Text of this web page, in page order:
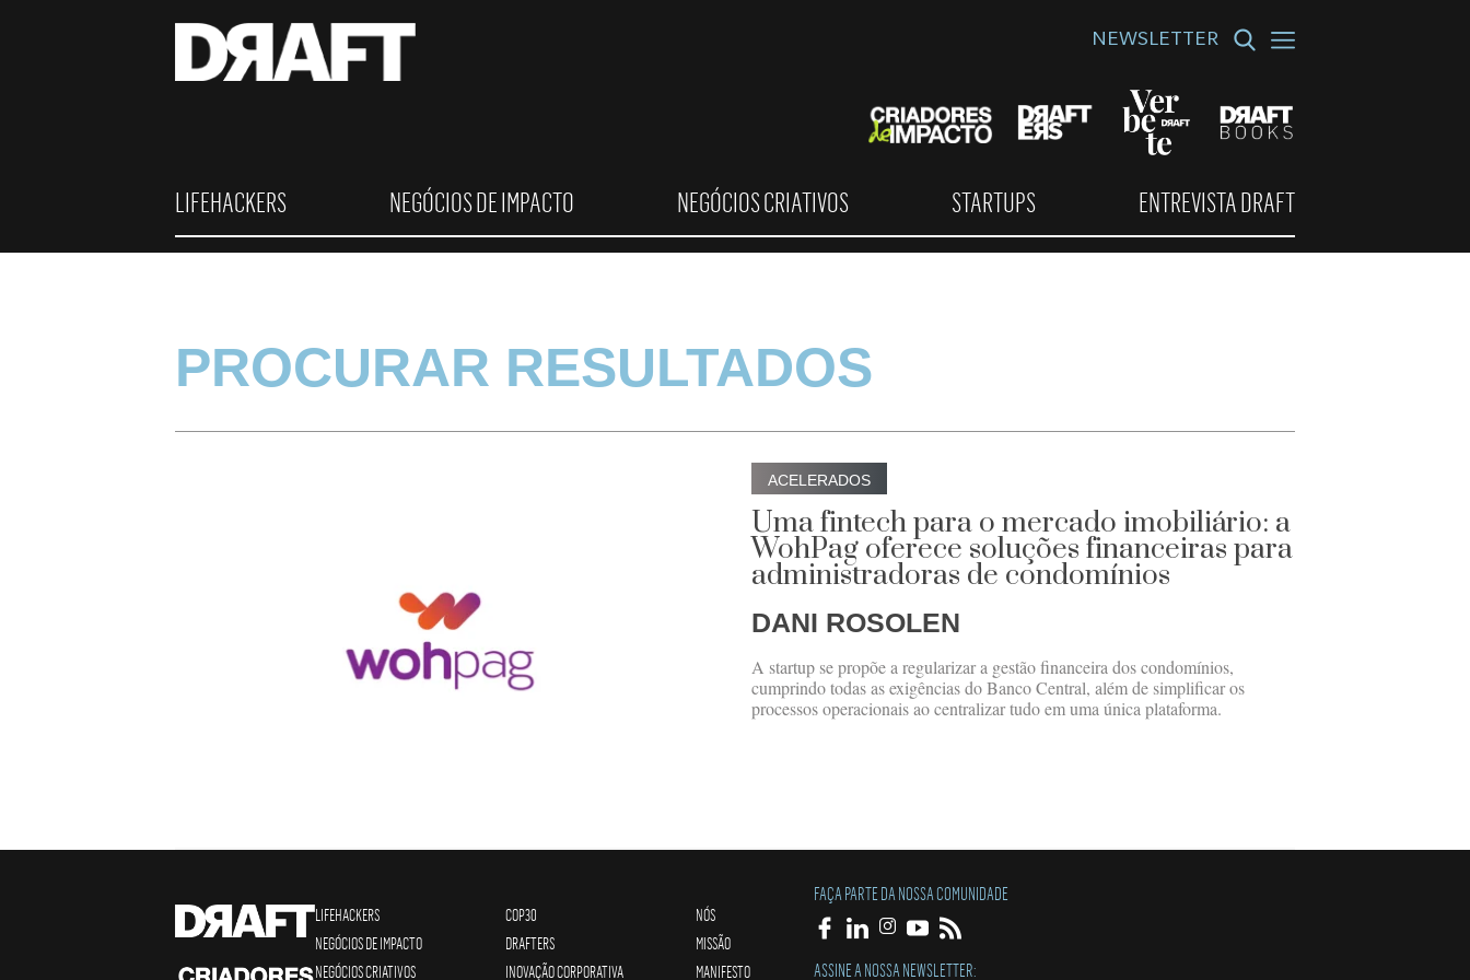
NEWSLETTER
LIFEHACKERS NEGÓCIOS DE IMPACTO NEGÓCIOS CRIATIVOS STARTUPS ENTREVISTA DRAFT
PROCURAR RESULTADOS
ACELERADOS
Uma fintech para o mercado imobiliário: a
WohPag oferece soluções financeiras para
administradoras de condomínios
DANI ROSOLEN
A startup se propõe a regularizar a gestão financeira dos condomínios,
cumprindo todas as exigências do Banco Central, além de simplificar os
processos operacionais ao centralizar tudo em uma única plataforma.
LIFEHACKERS
NEGÓCIOS DE IMPACTO
NEGÓCIOS CRIATIVOS
COP30
DRAFTERS
INOVAÇÃO CORPORATIVA
NÓS
MISSÃO
MANIFESTO
FAÇA PARTE DA NOSSA COMUNIDADE
ASSINE A NOSSA NEWSLETTER: